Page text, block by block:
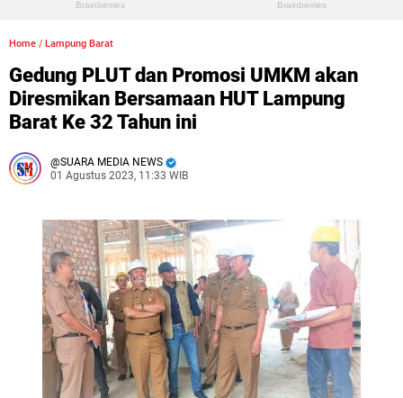
Home / Lampung Barat
Gedung PLUT dan Promosi UMKM akan
Diresmikan Bersamaan HUT Lampung
Barat Ke 32 Tahun ini
SUARA MEDIA NEWS
01 Agustus 2023, 11:33 WIB